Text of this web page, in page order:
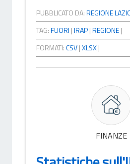
PUBBLICATO DA:REGIONE
TAG:FUORI |IRAP|REGIONE|
FORMATI:CSV|XLSX|
FINANZE